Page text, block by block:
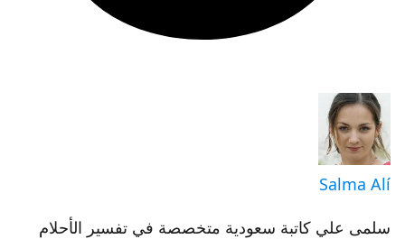
Salma Alí
سلمى علي كاتبة سعودية متخصصة في تفسير الأحلام